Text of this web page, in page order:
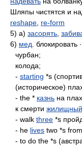
Шляпы чистятся и
reshape re-form
5) а) засорять
6) мед . блокировать
чурбан;
колода;
- starting *s
(историческое)
- the * казнь на
к смерти жилищный
- walk three *s
- he lives two *s
- to do the *s